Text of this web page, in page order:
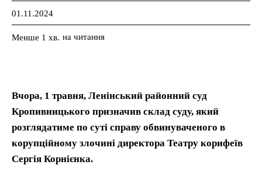
01.11.2024
Менше 1 хв. на читання
Вчора, 1 травня, Ленінський районний суд
Кропивницького призначив склад суду, який
розглядатиме по суті справу обвинуваченого в
корупційному злочині директора Театру корифеїв
Сергія Корнієнка.